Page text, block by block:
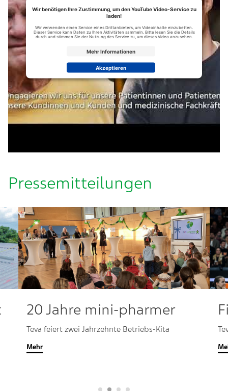
Wir benötigen Ihre Zustimmung, um den YouTube Video-Service zu
laden!
Wir verwenden einen Service eines Drittanbieters, um Videoinhalte einzubetten.
Dieser Service kann Daten zu Ihren Aktivitäten sammeln. Bitte lesen Sie die Details
durch und stimmen Sie der Nutzung des Service zu, um dieses Video anzusehen.
Mehr Informationen
Akzeptieren
Pressemitteilungen
20 Jahre mini-pharmer
Teva feiert zwei Jahrzehnte Betriebs-Kita
Mehr